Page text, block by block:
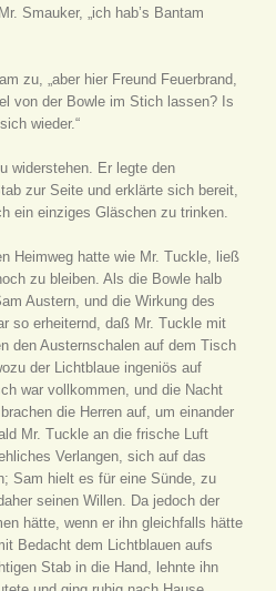
Smauker, „ich hab’s Bantam
zu, „aber hier Freund Feuerbrand,
von der Bowle im Stich lassen? Is
wieder.“
widerstehen. Er legte den
zur Seite und erklärte sich bereit,
ein einziges Gläschen zu trinken.
Heimweg hatte wie Mr. Tuckle, ließ
zu bleiben. Als die Bowle halb
Austern, und die Wirkung des
so erheiternd, daß Mr. Tuckle mit
den Austernschalen auf dem Tisch
der Lichtblaue ingeniös auf
war vollkommen, und die Nacht
die Herren auf, um einander
Mr. Tuckle an die frische Luft
Verlangen, sich auf das
Sam hielt es für eine Sünde, zu
seinen Willen. Da jedoch der
hätte, wenn er ihn gleichfalls hätte
Bedacht dem Lichtblauen aufs
Stab in die Hand, lehnte ihn